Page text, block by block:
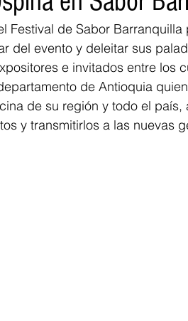
BIENESTAR AMBIENTAL
Festival de Sabor
del evento y deleitar sus
e invitados entre los
de Antioquia
de su región y todo el
y transmitirlos a las nuevas